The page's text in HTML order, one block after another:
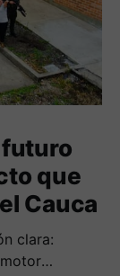
futuro
que
Cauca
clara: